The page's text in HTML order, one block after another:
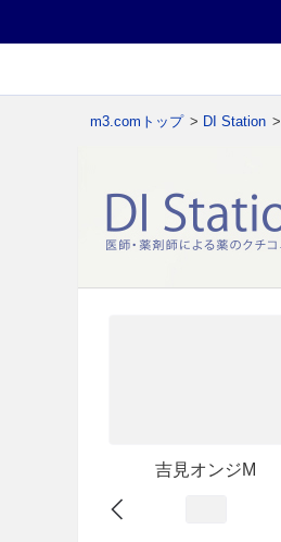
m3.comトップ > DI Station >
吉見オンジM